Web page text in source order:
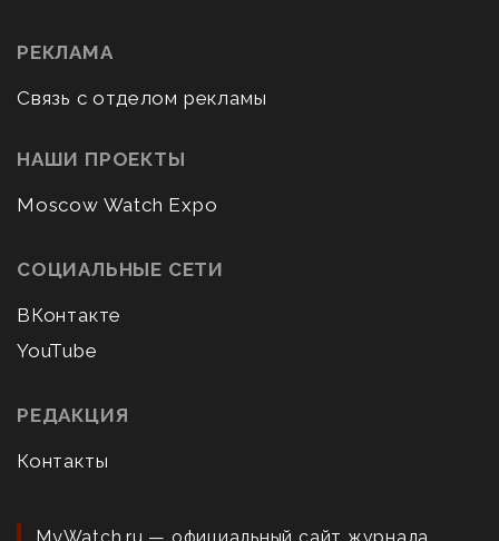
РЕКЛАМА
Связь с отделом рекламы
НАШИ ПРОЕКТЫ
Moscow Watch Expo
СОЦИАЛЬНЫЕ СЕТИ
ВКонтакте
YouTube
РЕДАКЦИЯ
Контакты
MyWatch.ru — официальный сайт журнала